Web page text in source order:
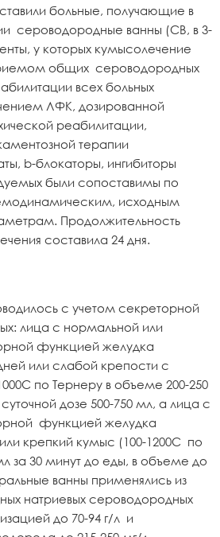
больные, получающие в
сероводородные ванны (СВ, в 3-
у которых кумысолечение
общих сероводородных
всех больных
ЛФК, дозированной
реабилитации,
терапии
b-блокаторы, ингибиторы
были сопоставимы по
исходным
Продолжительность
составила 24 дня.
с учетом секреторной
лица с нормальной или
функцией желудка
или слабой крепости с
по Тернеру в объеме 200-250
дозе 500-750 мл, а лица с
функцией желудка
крепкий кумыс (100-1200С по
за 30 минут до еды, в объеме до
ванны применялись из
натриевых сероводородных
до 70-94 г/л и